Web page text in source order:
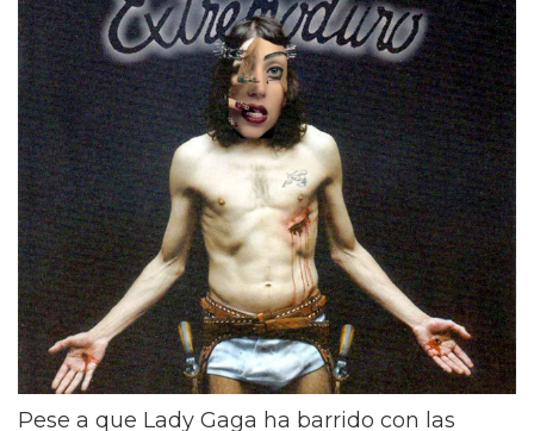
Pese a que Lady Gaga ha barrido con las